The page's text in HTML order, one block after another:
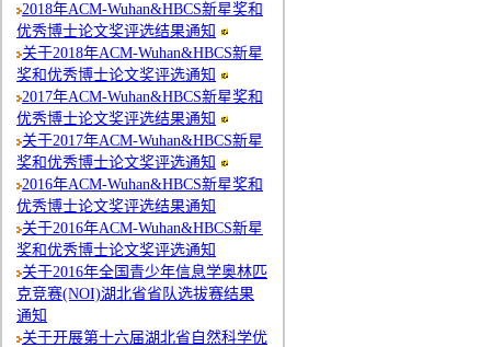
2018年ACM-Wuhan&HBCS新星奖和
优秀博士论文奖评选结果通知
关于2018年ACM-Wuhan&HBCS新星
奖和优秀博士论文奖评选通知
2017年ACM-Wuhan&HBCS新星奖和
优秀博士论文奖评选结果通知
关于2017年ACM-Wuhan&HBCS新星
奖和优秀博士论文奖评选通知
2016年ACM-Wuhan&HBCS新星奖和
优秀博士论文奖评选结果通知
关于2016年ACM-Wuhan&HBCS新星
奖和优秀博士论文奖评选通知
关于2016年全国青少年信息学奥林匹
克竞赛(NOI)湖北省省队选拔赛结果
通知
关于开展第十六届湖北省自然科学优